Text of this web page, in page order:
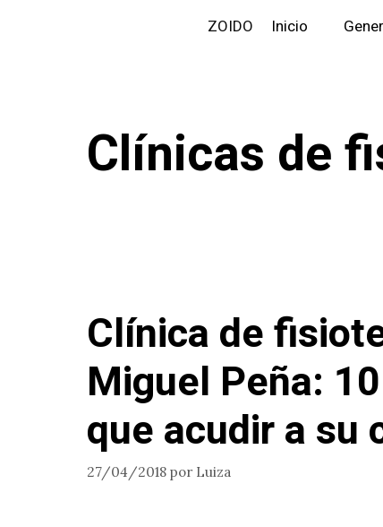
ZOIDO Inicio
Clínicas de
Clínica de
Miguel Peña:
que acudir a su
27/04/2018 por Luiza